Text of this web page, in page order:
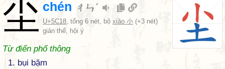
尘 chén ㄔㄣˊ
U+5C18, tổng 6 nét, bộ xiǎo 小 (+3 nét)
giản thể, hội ý
Từ điển phổ thông
1. bụi bặm